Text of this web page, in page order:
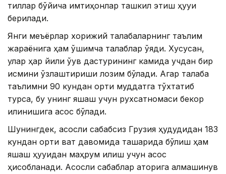
тиллар бўйича имтиҳонлар ташкил этиш ҳуқуқи
берилади.
Янги меъёрлар хорижий талабаларнинг таълим
жараёнига ҳам қўшимча талаблар қўяди. Хусусан,
улар ҳар йили ўқув дастурининг камида учдан бир
қисмини ўзлаштириши лозим бўлади. Агар талаба
таълимни 90 кундан ортиқ муддатга тўхтатиб
турса, бу унинг яшаш учун рухсатномаси бекор
қилинишига асос бўлади.
Шунингдек, асосли сабабсиз Грузия ҳудудидан 183
кундан ортиқ вақт давомида ташқарида бўлиш ҳам
яшаш ҳуқуқидан маҳрум қилиш учун асос
ҳисобланади. Асосли сабаблар қаторига алмашинув